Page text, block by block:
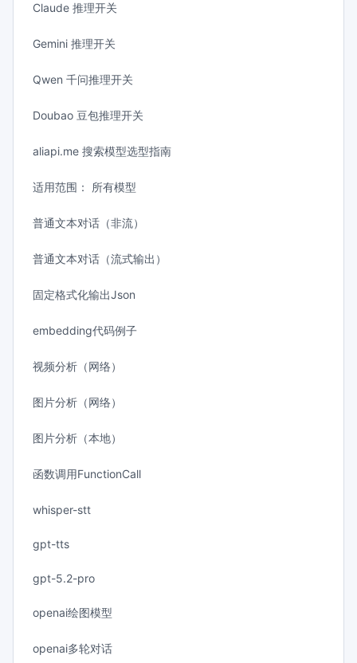
Claude 推理开关
Gemini 推理开关
Qwen 千问推理开关
Doubao 豆包推理开关
aliapi.me 搜索模型选型指南
适用范围： 所有模型
普通文本对话（非流）
普通文本对话（流式输出）
固定格式化输出Json
embedding代码例子
视频分析（网络）
图片分析（网络）
图片分析（本地）
函数调用FunctionCall
whisper-stt
gpt-tts
gpt-5.2-pro
openai绘图模型
openai多轮对话